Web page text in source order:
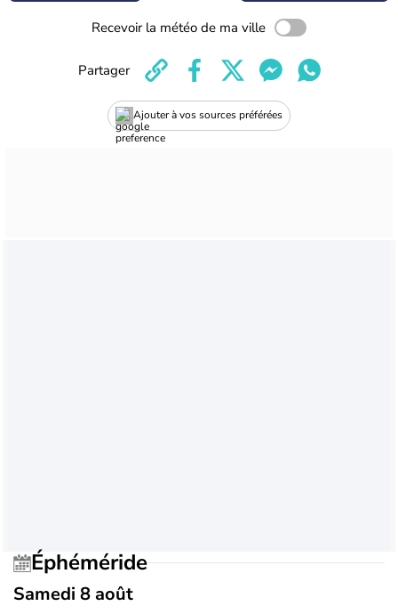
Recevoir la météo de ma ville
Ajouter à vos sources préférées
Partager
Éphéméride
Samedi 8 août